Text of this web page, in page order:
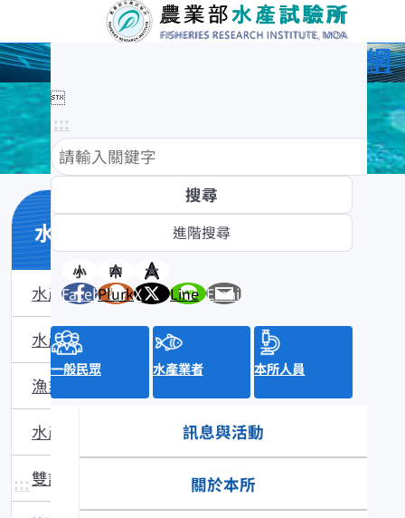
農業部水產試驗所全球資訊網

:::
小 中
大
Facebook
PlurkX Line Email
一般民眾 水產業者 本所人員
訊息與活動
關於本所
:::
水產知識館
水產數位典藏
水產知識淺說
漁業問答
水產主題館
雙語辭彙